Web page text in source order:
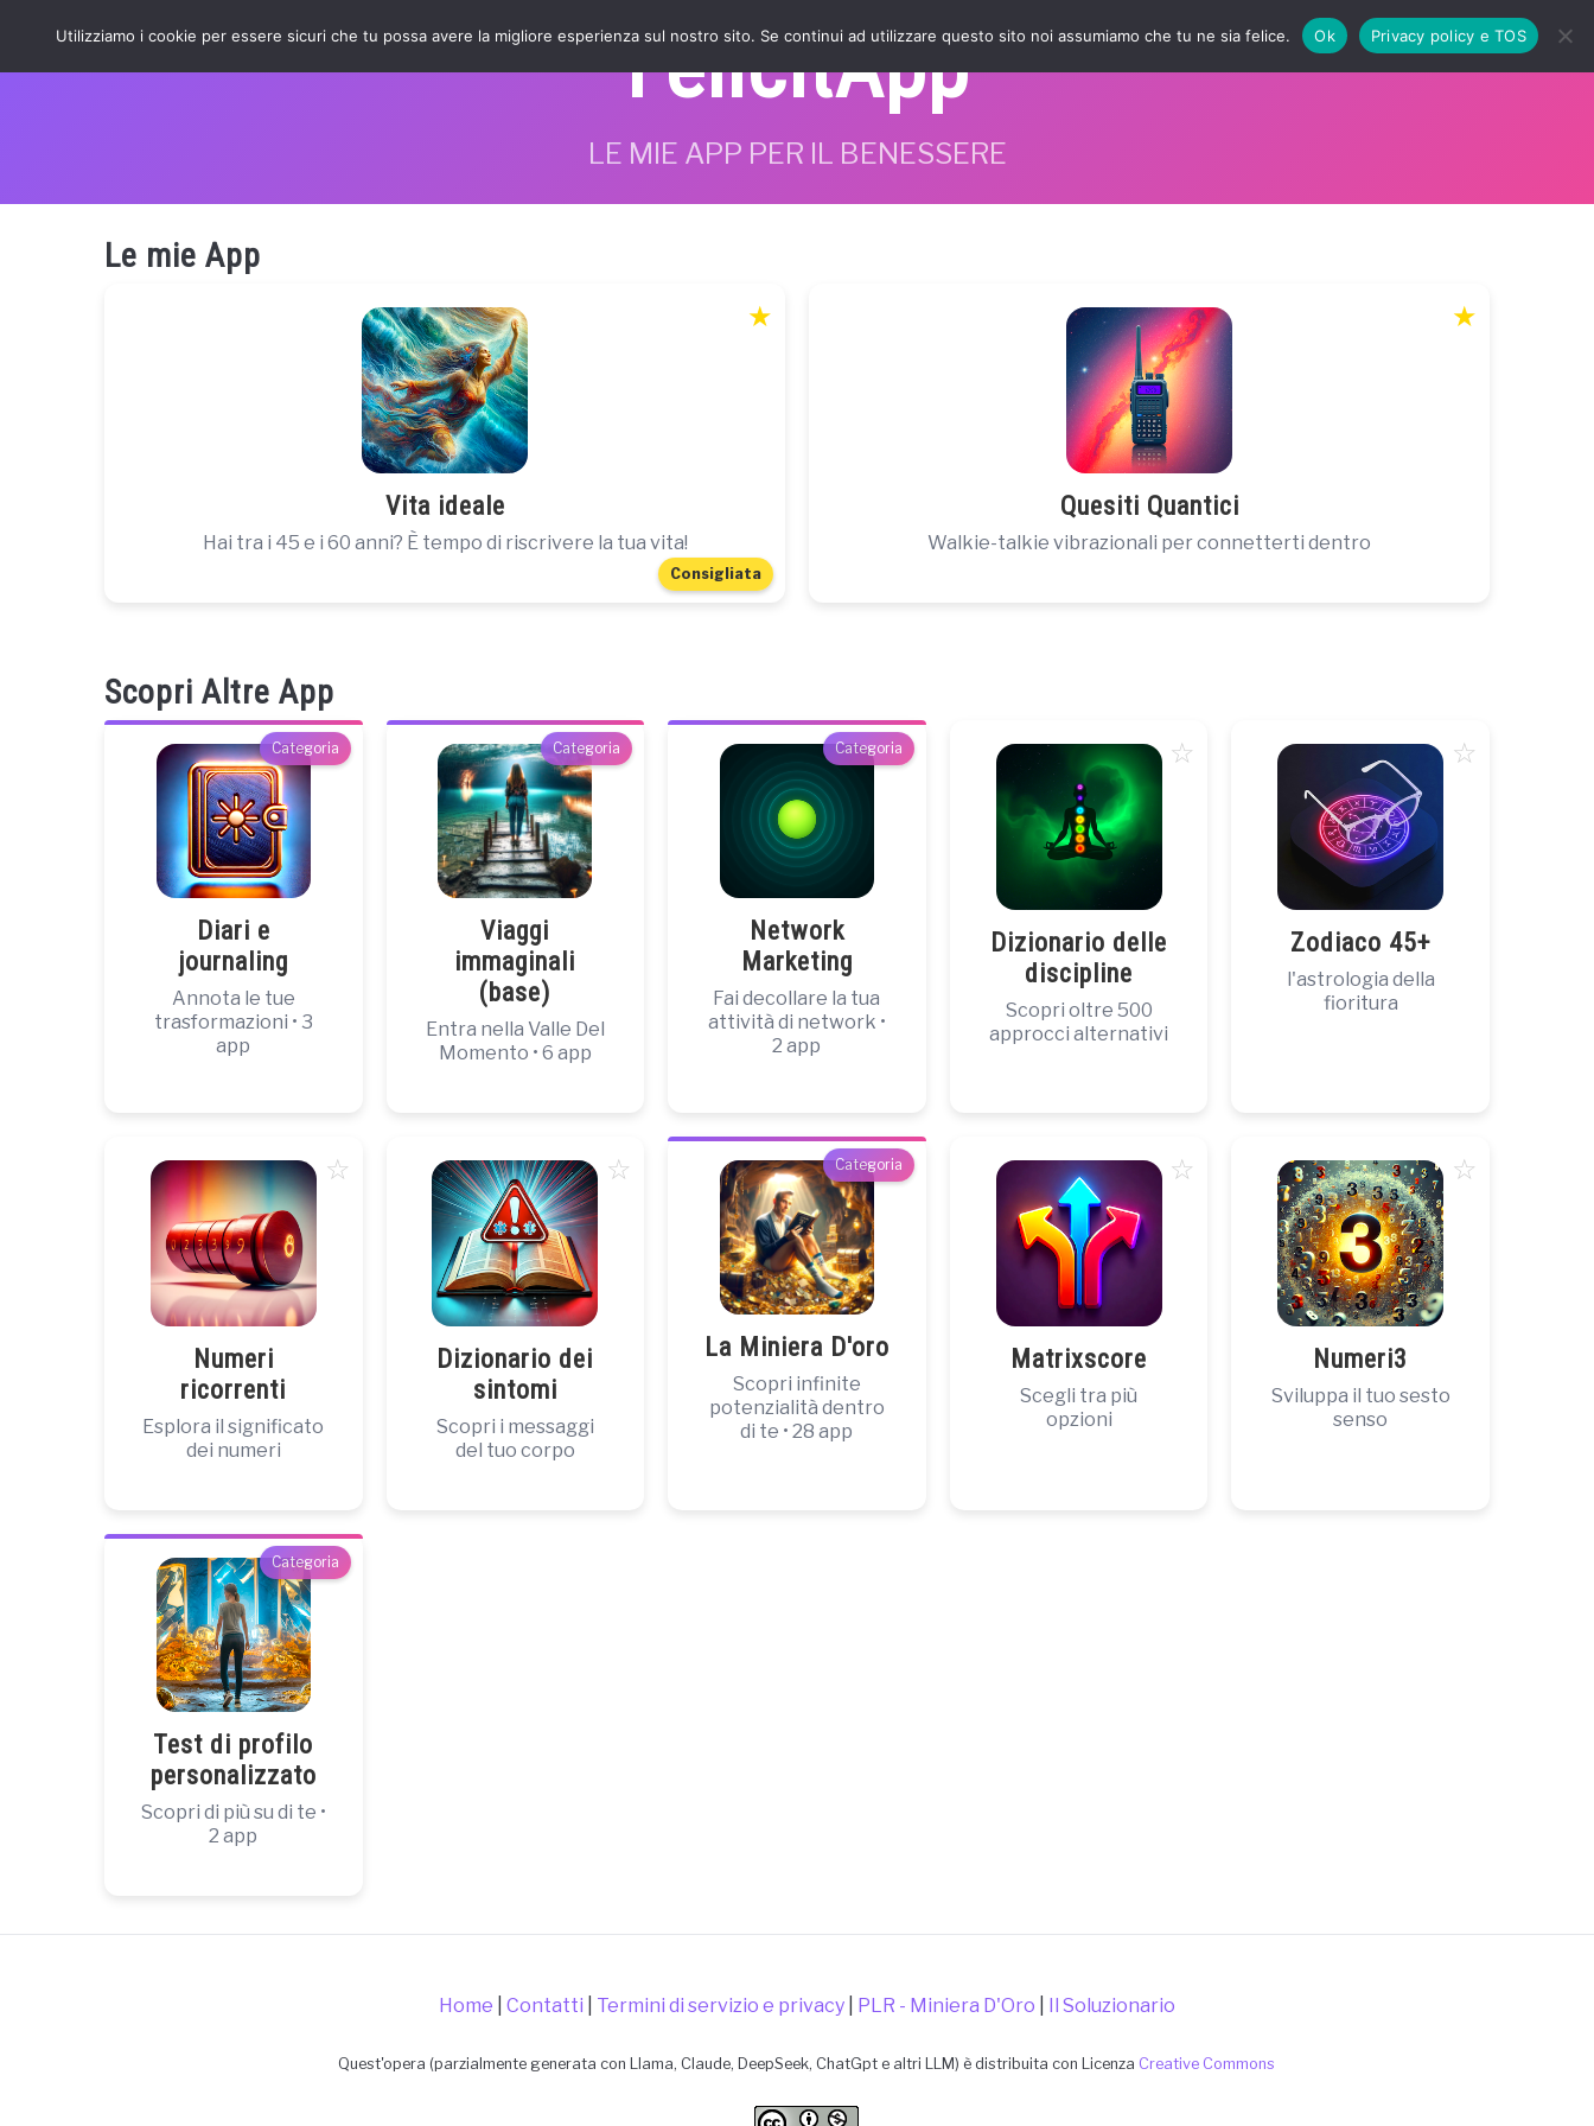
FelicitApp
LE MIE APP PER IL BENESSERE
Le mie App
Consigliata
★
Vita ideale
Hai tra i 45 e i 60 anni? È tempo di riscrivere la tua vita!
★
Quesiti Quantici
Walkie-talkie vibrazionali per connetterti dentro
Scopri Altre App
Categoria
Diari e
journaling
Annota le tue
trasformazioni • 3
app
Categoria
Viaggi
immaginali
(base)
Entra nella Valle Del
Momento • 6 app
Categoria
Network
Marketing
Fai decollare la tua
attività di network •
2 app
☆
Dizionario delle
discipline
Scopri oltre 500
approcci alternativi
☆
Zodiaco 45+
l'astrologia della
fioritura
☆
Numeri
ricorrenti
Esplora il significato
dei numeri
☆
Dizionario dei
sintomi
Scopri i messaggi
del tuo corpo
Categoria
La Miniera D'oro
Scopri infinite
potenzialità dentro
di te • 28 app
☆
Matrixscore
Scegli tra più
opzioni
☆
Numeri3
Sviluppa il tuo sesto
senso
Categoria
Test di profilo
personalizzato
Scopri di più su di te •
2 app
Home Contatti Termini di servizio e privacy| PLR - Miniera D'Oro Il Soluzionario
Quest'opera (parzialmente generata con Llama, Claude, DeepSeek, ChatGpt e altri LLM) è distribuita con Licenza Creative Commons
Utilizziamo i cookie per essere sicuri che tu possa avere la migliore esperienza sul nostro sito. Se continui ad utilizzare questo sito noi assumiamo che tu ne sia felice. Ok Privacy policy e TOS